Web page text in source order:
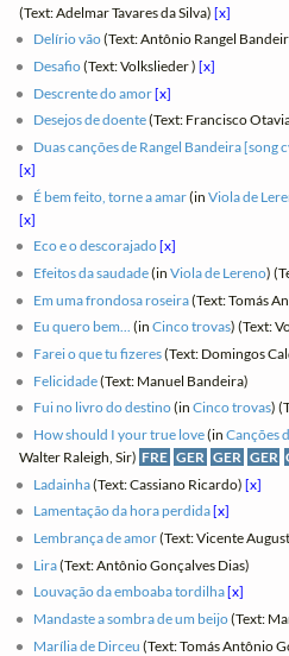
(Text: Adelmar Tavares da Silva)[x]
Delírio vão(Text: Antônio Rangel
Desafio(Text: Volkslieder )[x]
Descrente do amor[x]
Desejos de doente(Text: Francisco
Duas canções de Rangel Bandeira [song
[x]
É bem feito, torne a amar(inViola de
[x]
Eco e o descorajado[x]
Efeitos da saudade(inViola de Lereno)
Em uma frondosa roseira(Text: Tomás
Eu quero bem... (inCinco trovas) (Text:
Farei o que tu fizeres(Text: Domingos
Felicidade(Text: Manuel Bandeira)
Fui no livro do destino(inCinco trovas)
How should I your true love(inCanções
Walter Raleigh, Sir) FRE GER GER GER
Ladainha(Text: Cassiano Ricardo)[x]
Lamentação da hora perdida[x]
Lembrança de amor(Text: Vicente
Lira(Text: Antônio Gonçalves Dias)
Louvação da emboaba tordilha[x]
Mandaste a sombra de um beijo(Text:
Marília de Dirceu (Text: Tomás Antônio